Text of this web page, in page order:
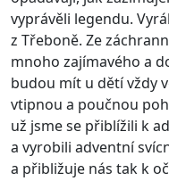
vyprávěli legendu.
z Třeboně. Ze
mnoho zajímavého a
budou mít u dětí vždy
vtipnou a poučnou
už jsme se přiblížili k
a vyrobili adventní
a přibližuje nás tak k